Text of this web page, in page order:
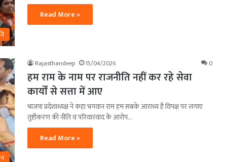
Read More »
Rajasthandeep 15/04/2026 0
हम राम के नाम पर राजनीति नहीं कर रहे सेवा
कार्यों से सत्ता में आए
भाजपा प्रदेशाध्यक्ष ने कहा भगवान राम हम सबके आराध्य है विपक्ष पर लगाए
तुष्टीकरण की नीति व परिवारवाद के आरोप…
Read More »